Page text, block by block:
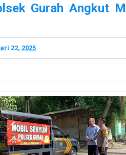
Gurah Angkut
22, 2025